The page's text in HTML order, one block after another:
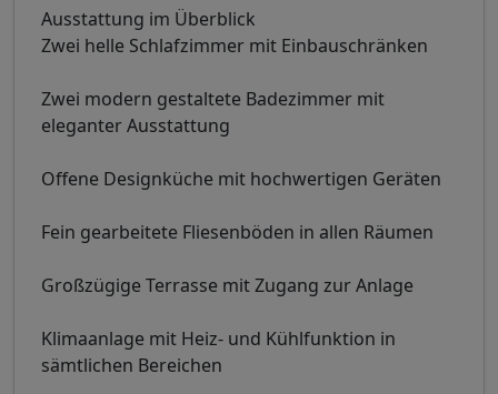
Ausstattung im Überblick
Zwei helle Schlafzimmer mit Einbauschränken
Zwei modern gestaltete Badezimmer mit
eleganter Ausstattung
Offene Designküche mit hochwertigen Geräten
Fein gearbeitete Fliesenböden in allen Räumen
Großzügige Terrasse mit Zugang zur Anlage
Klimaanlage mit Heiz- und Kühlfunktion in
sämtlichen Bereichen